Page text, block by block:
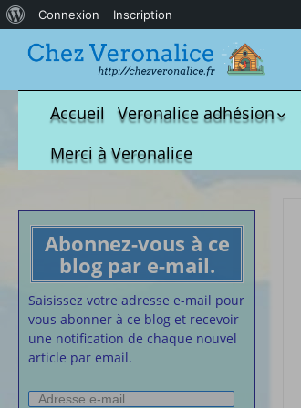
Accueil
Veronalice adhésion
Qui est-elle ?
Adhésion demandes
Merci à Veronalice
Abonnez-vous à ce
blog par e-mail.
Saisissez votre adresse e-mail pour
vous abonner à ce blog et recevoir
une notification de chaque nouvel
article par email.
Adresse
propos
Connexion Inscription